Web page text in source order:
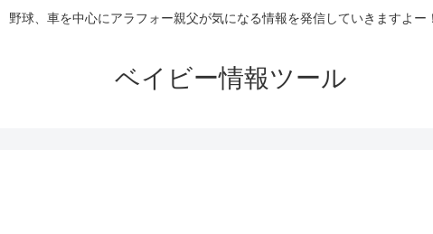
野球、車を中心にアラフォー親父が気になる情報を発信していきますよー
ベイビー情報ツール